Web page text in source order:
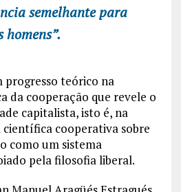
semelhante para
homens”.
progresso teórico na
da cooperação que revele o
capitalista, isto é, na
cooperativa sobre
como um sistema
pela filosofia liberal.